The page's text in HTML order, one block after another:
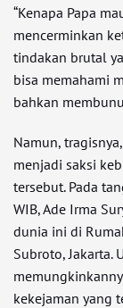
“Kenapa Papa
mencerminkan
tindakan brutal
bisa memahami
bahkan
Namun,
menjadi saksi
tersebut. Pada
WIB, Ade Irma
dunia ini di
Subroto, Jakarta.
kekejaman yang